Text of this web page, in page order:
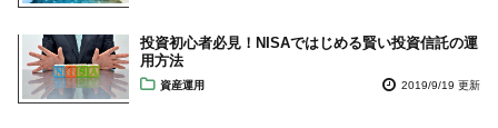
投資初心者必見！NISAではじめる賢い投資信託の運
用方法
資産運用 2019/9/19 更新